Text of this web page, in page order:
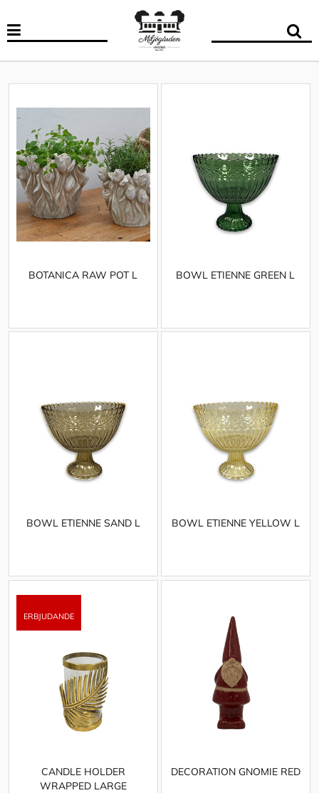
BOTANICA RAW POT L BOWL ETIENNE GREEN L
BOWL ETIENNE SAND L BOWL ETIENNE YELLOW L
CANDLE HOLDER
WRAPPED LARGE
DECORATION GNOMIE RED